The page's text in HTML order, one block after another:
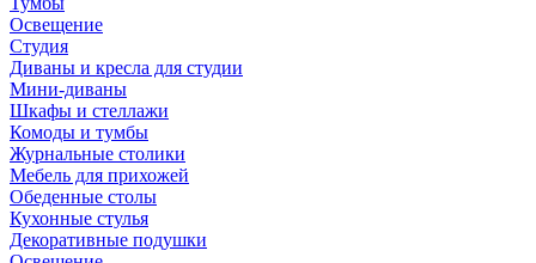
Освещение
Студия
Диваны и кресла для студии
Мини-диваны
Шкафы и стеллажи
Комоды и тумбы
Журнальные столики
Мебель для прихожей
Обеденные столы
Кухонные стулья
Декоративные подушки